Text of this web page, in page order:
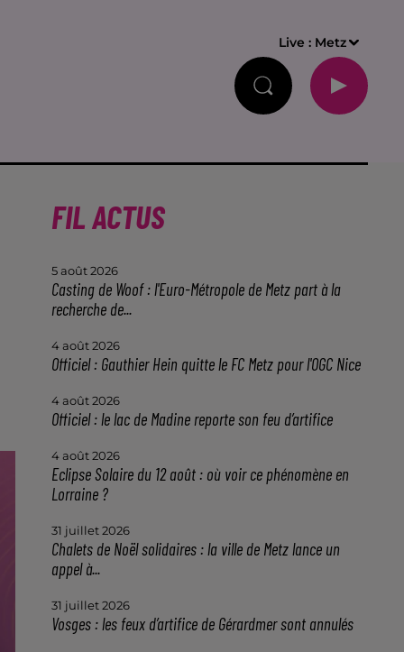
Live : Metz
FIL ACTUS
5 août 2026
Casting de Woof : l'Euro-Métropole de Metz part à la
recherche de...
4 août 2026
Officiel : Gauthier Hein quitte le FC Metz pour l'OGC Nice
4 août 2026
Officiel : le lac de Madine reporte son feu d’artifice
4 août 2026
Eclipse Solaire du 12 août : où voir ce phénomène en
Lorraine ?
31 juillet 2026
Chalets de Noël solidaires : la ville de Metz lance un
appel à...
31 juillet 2026
Vosges : les feux d’artifice de Gérardmer sont annulés